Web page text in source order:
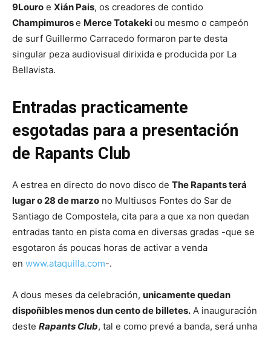
9Louro e Xián Pais, os creadores de contido
Champimurose Merce Totakekiou mesmo o campeón
de surf Guillermo Carracedo formaron parte desta
singular peza audiovisual dirixida e producida por La
Bellavista.
Entradas practicamente
esgotadas para a presentación
de Rapants Club
A estrea en directo do novo disco de The Rapants terá
lugar o 28 de marzo no Multiusos Fontes do Sar de
Santiago de Compostela, cita para a que xa non quedan
entradas tanto en pista coma en diversas gradas -que se
esgotaron ás poucas horas de activar a venda
en www.ataquilla.com-.
A dous meses da celebración, unicamente quedan
dispoñibles menos dun cento de billetes. A inauguración
deste Rapants Club, tal e como prevé a banda, será unha